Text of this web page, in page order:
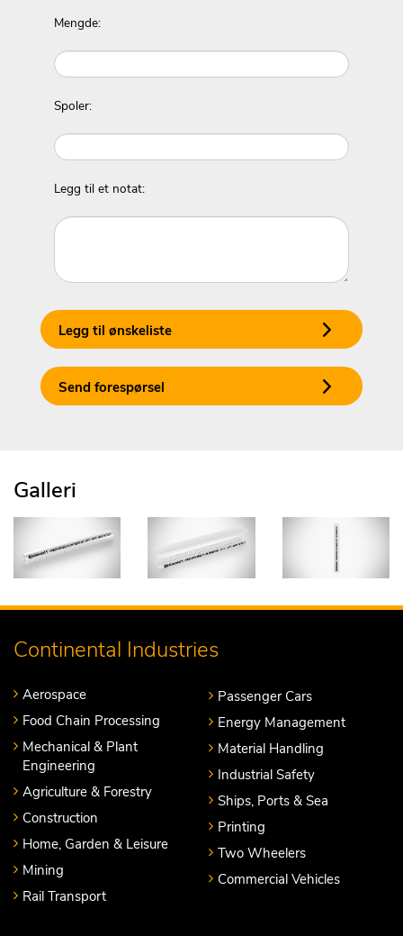
Mengde:
Spoler:
Legg til et notat:
Legg til ønskeliste
Send forespørsel
Galleri
Continental Industries
Aerospace
Food Chain Processing
Mechanical & Plant
Engineering
Agriculture & Forestry
Construction
Home, Garden & Leisure
Mining
Rail Transport
Passenger Cars
Energy Management
Material Handling
Industrial Safety
Ships, Ports & Sea
Printing
Two Wheelers
Commercial Vehicles